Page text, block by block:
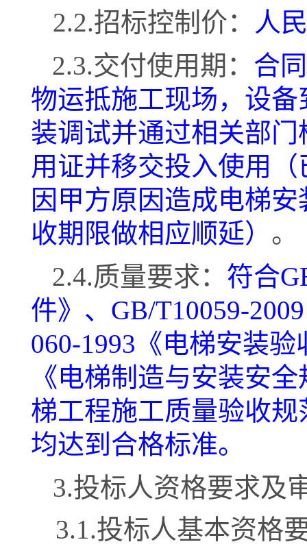
2.2.招标控制价：
人
2.3.交付使用期 ： 合
物运抵施工现场，设
装调试并通过相关部
用证并移交投入使用
因甲方原因造成电梯
收期限做相应顺延） 。
2.4.质量要求： 符合
件》、GB/T10059-
060-1993《电梯安装
《电梯制造与安装安
梯工程施工质量验收
均达到合格标准。
3.投标人资格要求及
3.1.投标人基本资格